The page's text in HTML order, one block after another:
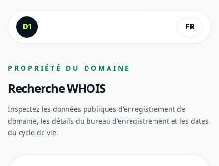
Aller au contenu
D1
FR
PROPRIÉTÉ DU DOMAINE
Recherche WHOIS
Inspectez les données publiques d'enregistrement de
domaine, les détails du bureau d'enregistrement et les dates
du cycle de vie.